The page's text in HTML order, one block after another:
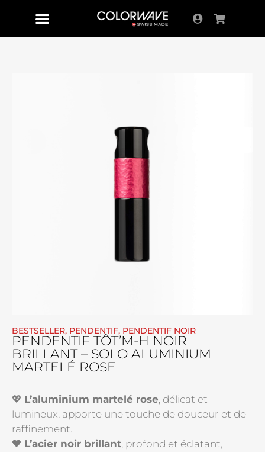
BESTSELLER, PENDENTIF, PENDENTIF NOIR
PENDENTIF TÔT’M-H NOIR
BRILLANT – SOLO ALUMINIUM
MARTELÉ ROSE
💖 L’aluminium martelé rose, délicat et
lumineux, apporte une touche de douceur et de
raffinement.
🖤 L’acier noir brillant, profond et éclatant,